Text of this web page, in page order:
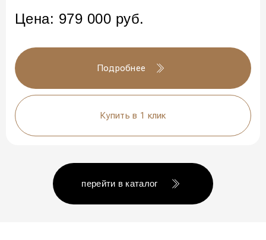
Цена: 979 000 руб.
Подробнее
Купить в 1 клик
перейти в каталог